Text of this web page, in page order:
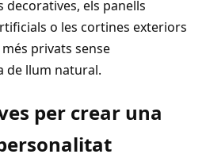
els panells
o les cortines exteriors
privats sense
de llum natural.
per crear una